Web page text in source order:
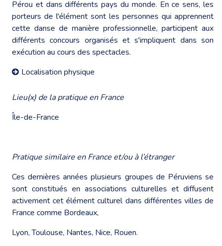
Pérou et dans différents pays du monde. En ce sens, les
porteurs de l'élément sont les personnes qui apprennent
cette danse de manière professionnelle, participent aux
différents concours organisés et s'impliquent dans son
exécution au cours des spectacles.
Localisation physique
Lieu(x) de la pratique en France
Île-de-France
Pratique similaire en France et/ou à l’étranger
Ces dernières années plusieurs groupes de Péruviens se
sont constitués en associations culturelles et diffusent
activement cet élément culturel dans différentes villes de
France comme Bordeaux,
Lyon, Toulouse, Nantes, Nice, Rouen.